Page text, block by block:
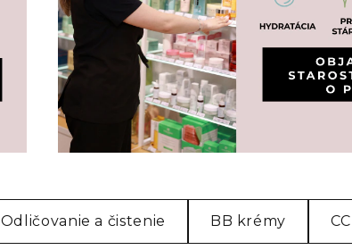
Odličovanie a čistenie BB krémy